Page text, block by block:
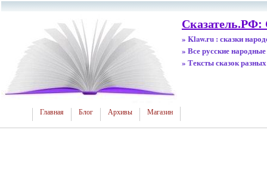
Сказатель.РФ:
» Klaw.ru : сказки
» Все русские народные
» Тексты сказок
Главная Блог Архивы Магазин